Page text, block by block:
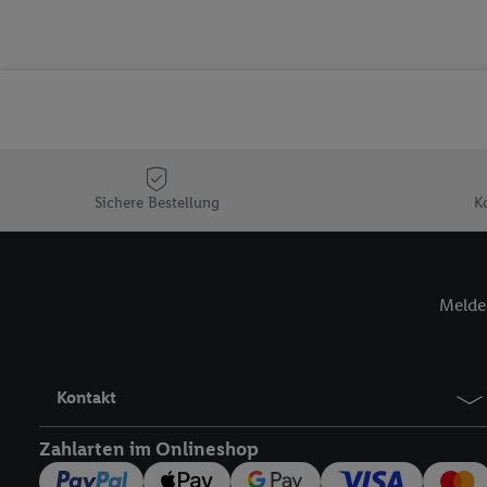
Sichere Bestellung
Kontakt
Zahlarten im Onlineshop
Plus-Konto einloggen,
Verantwortlichkeit mit
können, um Sie in
Hierzu wird von uns
Adresse in
den Lidl-Diensten
Wenn das der Fall ist,
Kundenkonto-
verwenden, um Sie
Insbesondere können
werden, damit wir
widerrufen - jederzeit